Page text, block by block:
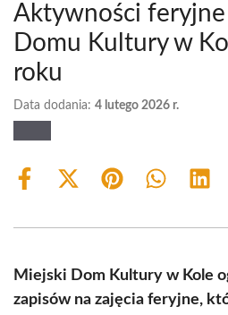
Aktywności
Domu Kultury w
roku
Data dodania: 4 lutego 2026 r.
Share
Share
(Twitter)
Share Share
Miejski Dom Kultury w Kole
zapisów na zajęcia feryjne,